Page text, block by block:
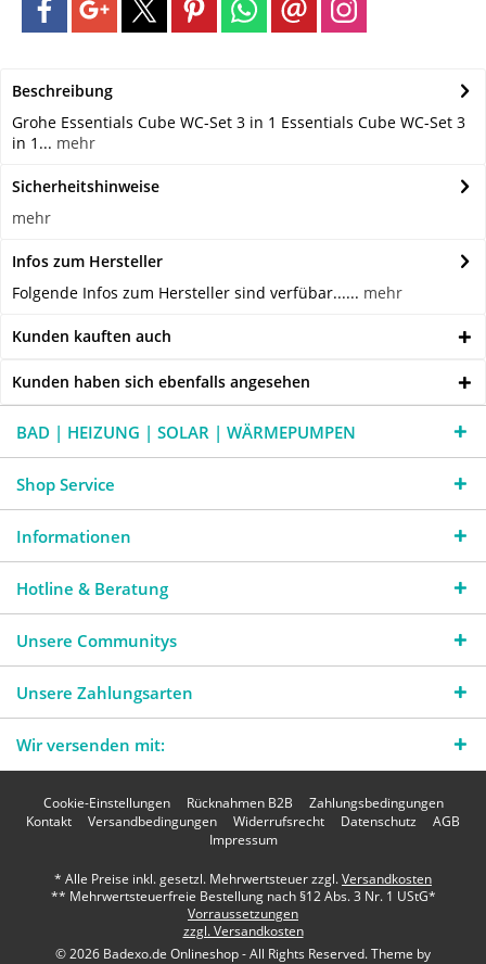
Beschreibung
Grohe Essentials Cube WC-Set 3 in 1 Essentials Cube WC-Set 3
in 1... mehr
Sicherheitshinweise
mehr
Infos zum Hersteller
Folgende Infos zum Hersteller sind verfübar...... mehr
Kunden kauften auch
Kunden haben sich ebenfalls angesehen
BAD | HEIZUNG | SOLAR | WÄRMEPUMPEN
Shop Service
Informationen
Hotline & Beratung
Unsere Communitys
Unsere Zahlungsarten
Wir versenden mit:
Cookie-Einstellungen Rücknahmen B2B
Zahlungsbedingungen
Kontakt
Versandbedingungen Widerrufsrecht Datenschutz
AGB
Impressum
* Alle Preise inkl. gesetzl. Mehrwertsteuer zzgl.Versandkosten
** Mehrwertsteuerfreie Bestellung nach §12 Abs. 3 Nr. 1 UStG*
Vorraussetzungen
zzgl. Versandkosten
© 2026 Badexo.de Onlineshop - All Rights Reserved. Theme by